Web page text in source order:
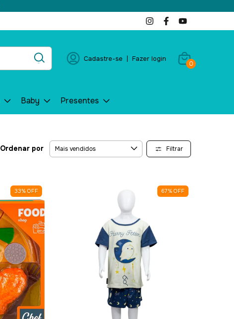
Cadastre-se | Fazer login
0
Baby Presentes
Ordenar por Filtrar
33% OFF 67% OFF